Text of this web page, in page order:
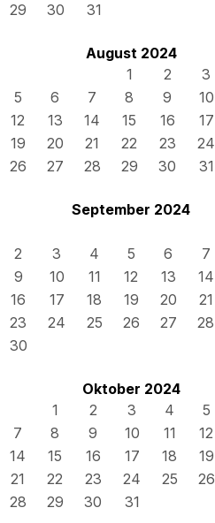
29
30 31
August 2024
1
2 3
5
6 7 8 9 10
12
13 14 15 16 17
19
20 21 22 23 24
26
27 28 29 30 31
September 2024
2
3 4 5 6 7
9
10 11 12 13 14
16
17 18 19 20 21
23
24 25 26 27 28
30
Oktober 2024
1
2 3 4 5
7
8 9 10 11 12
14
15 16 17 18 19
21
22 23 24 25 26
28
29 30 31